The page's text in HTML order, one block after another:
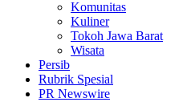
Komunitas
Kuliner
Tokoh Jawa Barat
Wisata
Persib
Rubrik Spesial
PR Newswire